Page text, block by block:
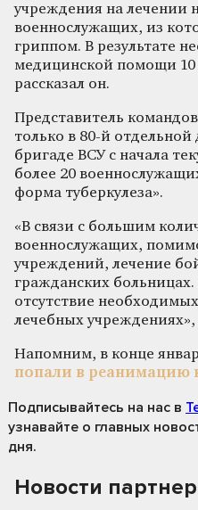
учреждения на лечении
военнослужащих, из
гриппом. В результате
медицинской помощи 10
рассказал он.
Представитель
только в 80-й
бригаде ВСУ с начала
более 20
форма туберкулеза».
«В связи с большим
военнослужащих,
учреждений, лечение
гражданских
отсутствие
лечебных
Напомним, в конце
попали в реанимацию
Подписывайтесь на нас в
узнавайте о главных
дня.
Новости